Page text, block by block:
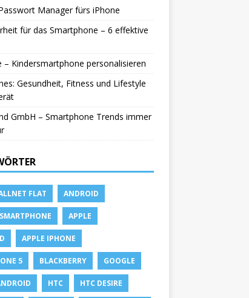
Manager fürs iPhone
für das Smartphone – 6 effektive
– Kindersmartphone personalisieren
Gesundheit, Fitness und Lifestyle
GmbH – Smartphone Trends immer
FLAT ANDROID
APPLE
APPLE IPHONE
5 BLACKBERRY GOOGLE
HTC HTC DESIRE